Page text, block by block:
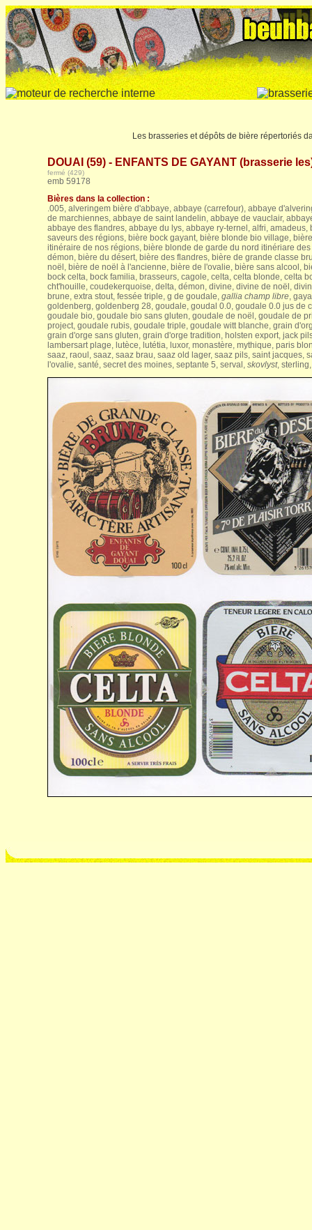
Les brasseries et dépôts de bière répertoriés
DOUAI (59) - ENFANTS DE GAYANT (brasserie
fermé (429)
emb 59178
Bières dans la collection :
.005, alveringem bière d'abbaye, abbaye (carrefour), abbaye
de marchiennes, abbaye de saint landelin, abbaye de vauclair,
abbaye des flandres, abbaye du lys, abbaye ry-ternel, alfri,
saveurs des régions, bière bock gayant, bière blonde bio village,
itinéraire de nos régions, bière blonde de garde du nord itinériare
démon, bière du désert, bière des flandres, bière de grande classe
noël, bière de noël à l'ancienne, bière de l'ovalie, bière sans alcool,
bock celta, bock familia, brasseurs, cagole, celta, celta blonde, celta
cht'houille, coudekerquoise, delta, démon, divine, divine de noël,
brune, extra stout, fessée triple, g de goudale, gallia champ libre,
goldenberg, goldenberg 28, goudale, goudal 0.0, goudale 0.0 jus de
goudale bio, goudale bio sans gluten, goudale de noël, goudale de
project, goudale rubis, goudale triple, goudale witt blanche, grain
grain d'orge sans gluten, grain d'orge tradition, holsten export, jack
lambersart plage, lutèce, lutétia, luxor, monastère, mythique, paris
saaz, raoul, saaz, saaz brau, saaz old lager, saaz pils, saint jacques,
l'ovalie, santé, secret des moines, septante 5, serval, skovlyst,